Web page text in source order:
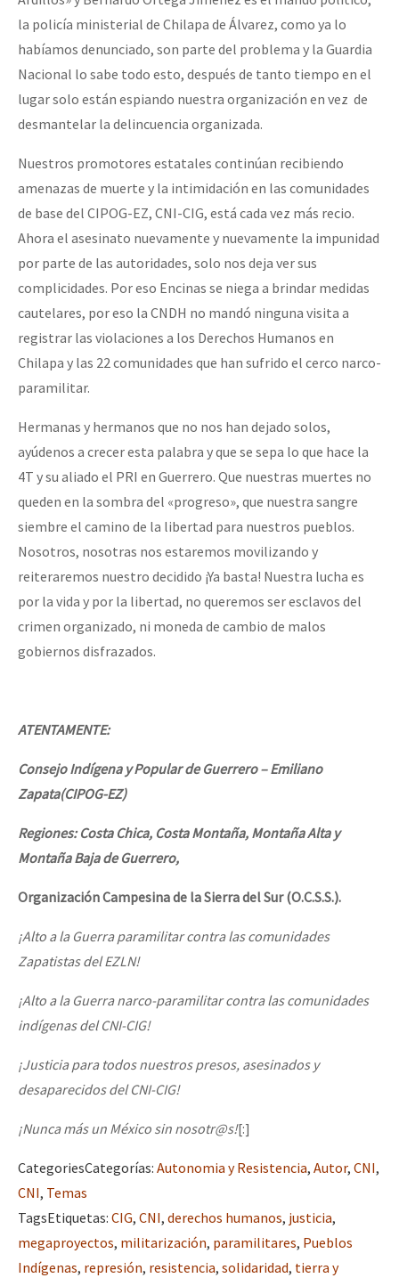
la policía ministerial de Chilapa de Álvarez, como ya lo
habíamos denunciado, son parte del problema y la Guardia
Nacional lo sabe todo esto, después de tanto tiempo en el
lugar solo están espiando nuestra organización en vez de
desmantelar la delincuencia organizada.
Nuestros promotores estatales continúan recibiendo
amenazas de muerte y la intimidación en las comunidades
de base del CIPOG-EZ, CNI-CIG, está cada vez más recio.
Ahora el asesinato nuevamente y nuevamente la impunidad
por parte de las autoridades, solo nos deja ver sus
complicidades. Por eso Encinas se niega a brindar medidas
cautelares, por eso la CNDH no mandó ninguna visita a
registrar las violaciones a los Derechos Humanos en
Chilapa y las 22 comunidades que han sufrido el cerco narco-
paramilitar.
Hermanas y hermanos que no nos han dejado solos,
ayúdenos a crecer esta palabra y que se sepa lo que hace la
4T y su aliado el PRI en Guerrero. Que nuestras muertes no
queden en la sombra del «progreso», que nuestra sangre
siembre el camino de la libertad para nuestros pueblos.
Nosotros, nosotras nos estaremos movilizando y
reiteraremos nuestro decidido ¡Ya basta! Nuestra lucha es
por la vida y por la libertad, no queremos ser esclavos del
crimen organizado, ni moneda de cambio de malos
gobiernos disfrazados.
ATENTAMENTE:
Consejo Indígena y Popular de Guerrero – Emiliano
Zapata(CIPOG-EZ)
Regiones: Costa Chica, Costa Montaña, Montaña Alta y
Montaña Baja de Guerrero,
Organización Campesina de la Sierra del Sur (O.C.S.S.).
¡Alto a la Guerra paramilitar contra las comunidades
Zapatistas del EZLN!
¡Alto a la Guerra narco-paramilitar contra las comunidades
indígenas del CNI-CIG!
¡Justicia para todos nuestros presos, asesinados y
desaparecidos del CNI-CIG!
¡Nunca más un México sin nosotr@s![:]
CategoriesCategorías: Autonomia y Resistencia, Autor, CNI,
CNI, Temas
TagsEtiquetas: CIG, CNI, derechos humanos, justicia,
megaproyectos, militarización, paramilitares, Pueblos
Indígenas, represión, resistencia, solidaridad, tierra y